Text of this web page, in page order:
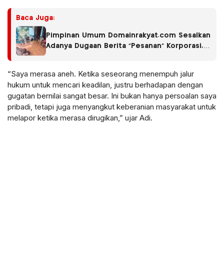
Baca Juga:
Pimpinan Umum Domainrakyat.com Sesalkan
Adanya Dugaan Berita “Pesanan” Korporasi,
“Saya merasa aneh. Ketika seseorang menempuh jalur
hukum untuk mencari keadilan, justru berhadapan dengan
gugatan bernilai sangat besar. Ini bukan hanya persoalan saya
pribadi, tetapi juga menyangkut keberanian masyarakat untuk
melapor ketika merasa dirugikan,” ujar Adi.